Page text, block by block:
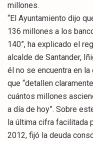
millones.
“El Ayuntamiento dijo
136 millones a los
140”, ha explicado el
alcalde de Santander,
él no se encuentra en la
que “detallen
cuántos millones
a día de hoy”. Sobre
la última cifra facilitada
2012, fijó la deuda